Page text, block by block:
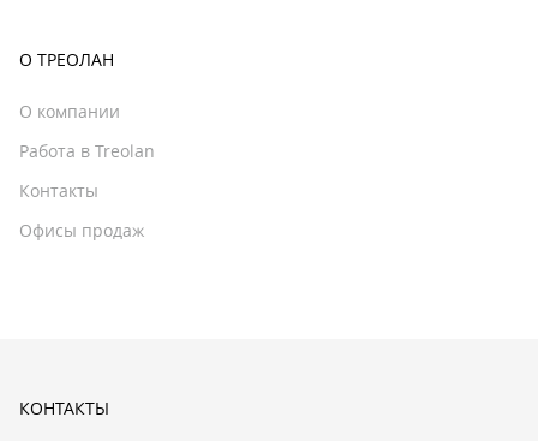
О ТРЕОЛАН
О компании
Работа в Treolan
Контакты
Офисы продаж
КОНТАКТЫ